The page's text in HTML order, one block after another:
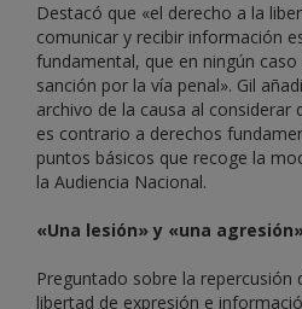
Destacó que «el derecho a la
comunicar y recibir información
fundamental, que en ningún
sanción por la vía penal». Gil
archivo de la causa al considerar
es contrario a derechos
puntos básicos que recoge la
la Audiencia Nacional.
«Una lesión» y «una
Preguntado sobre la repercusión
libertad de expresión e